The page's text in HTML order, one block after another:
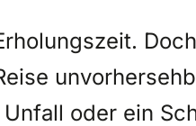
oder ein